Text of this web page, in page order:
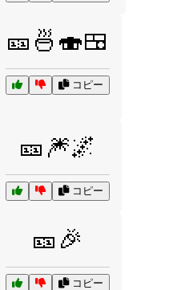
🎫🍜🍣🍱
コピー
🎫🎆🌌
コピー
🎫🎉
コピー